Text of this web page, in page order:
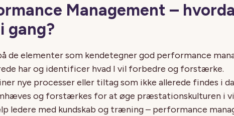
Management –
gang?
de elementer som kendetegner god performance
har og identificer hvad I vil forbedre og forstærke.
nye processer eller tiltag som ikke allerede findes i
og forstærkes for at øge præstationskulturen i
ledere med kundskab og træning – performance